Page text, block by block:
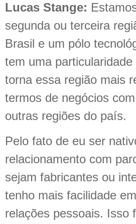
Lucas Stange:
segunda ou terceira
Brasil e um pólo
tem uma
torna essa região mais
termos de negócios
outras regiões do país.
Pelo fato de eu ser
relacionamento com
sejam fabricantes ou
tenho mais facilidade
relações pessoais. Isso